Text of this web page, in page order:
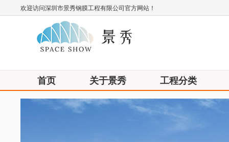
欢迎访问深圳市景秀钢膜工程有限公司官方网站！
首页 关于景秀 工程分类